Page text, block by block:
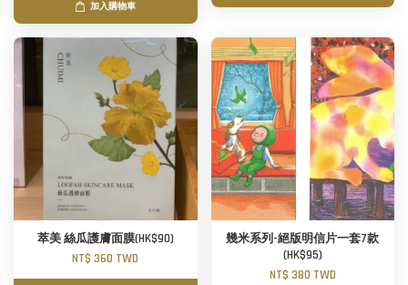
加入購物車
萃美 絲瓜護膚面膜(HK$90)
NT$ 360 TWD
幾米系列-絕版明信片一套7款
(HK$95)
NT$ 380 TWD